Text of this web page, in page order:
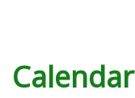
Calendar